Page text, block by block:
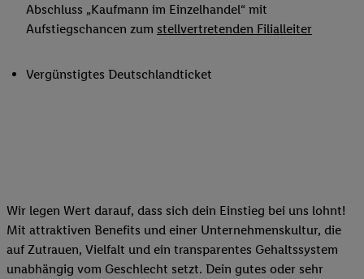
Abschluss „Kaufmann im Einzelhandel“ mit
Aufstiegschancen zum stellvertretenden Filialleiter
Vergünstigtes Deutschlandticket
Wir legen Wert darauf, dass sich dein Einstieg bei uns lohnt!
Mit attraktiven Benefits und einer Unternehmenskultur, die
auf Zutrauen, Vielfalt und ein transparentes Gehaltssystem
unabhängig vom Geschlecht setzt. Dein gutes oder sehr